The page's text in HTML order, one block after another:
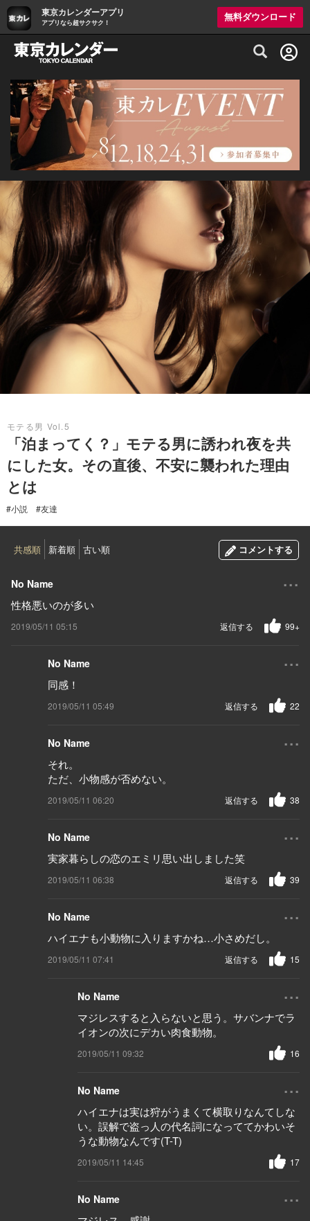
東京カレンダーアプリ
アプリなら超サクサク！
無料ダウンロード
グルメ情報・プレミアムレストラン予約
モテる男 Vol.5
「泊まってく？」モテる男に誘われ夜を共
にした女。その直後、不安に襲われた理由
とは
#小説 #友達
共感順 新着順 古い順 コメントする
No Name ...
性格悪いのが多い
2019/05/11 05:15 99+
返信する
No Name ...
同感！
2019/05/11 05:49 22
返信する
No Name ...
それ。
ただ、小物感が否めない。
2019/05/11 06:20 38
返信する
No Name ...
実家暮らしの恋のエミリ思い出しました笑
2019/05/11 06:38 39
返信する
No Name ...
ハイエナも小動物に入りますかね…小さめだし。
2019/05/11 07:41 15
返信する
No Name ...
マジレスすると入らないと思う。サバンナでラ
イオンの次にデカい肉食動物。
2019/05/11 09:32 16
No Name ...
ハイエナは実は狩がうまくて横取りなんてしな
い。誤解で盗っ人の代名詞になっててかわいそ
うな動物なんです(T-T)
2019/05/11 14:45 17
No Name ...